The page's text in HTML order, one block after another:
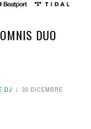
DUO
DJ
30 DICEMBRE